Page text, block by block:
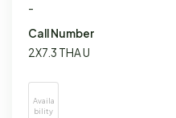
-
Call Number
2X7.3 THA U
Availa
bility